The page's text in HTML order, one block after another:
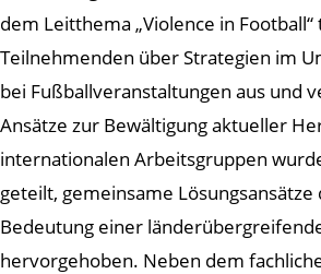
dem Leitthema „Violence in
Teilnehmenden über Strategien im
bei Fußballveranstaltungen aus und
Ansätze zur Bewältigung aktueller
internationalen Arbeitsgruppen
geteilt, gemeinsame
Bedeutung einer
hervorgehoben. Neben dem